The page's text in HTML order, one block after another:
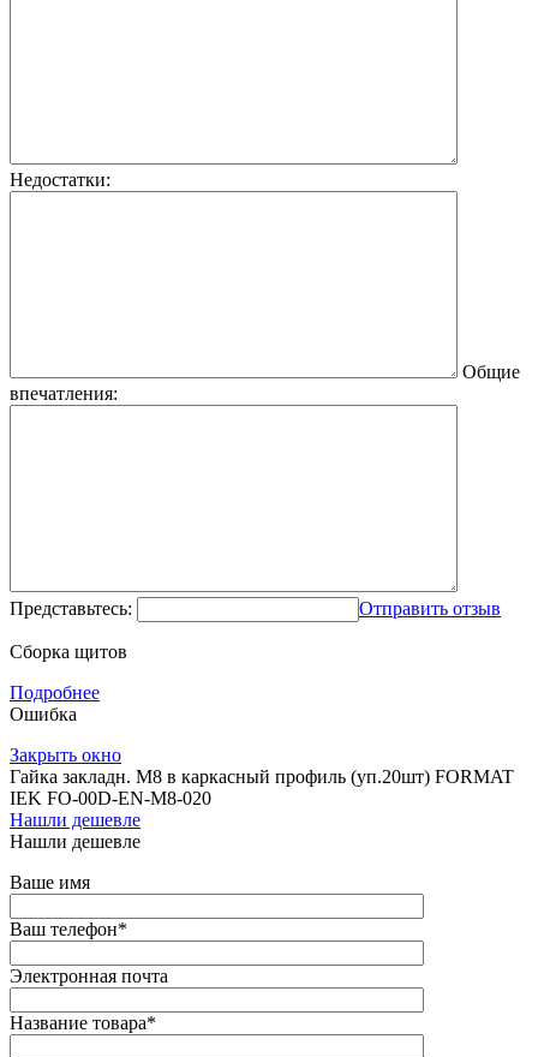
Недостатки:
Общие
впечатления:
Представьтесь: Отправить отзыв
Сборка щитов
Подробнее
Ошибка
Закрыть окно
Гайка закладн. М8 в каркасный профиль (уп.20шт) FORMAT
IEK FO-00D-EN-M8-020
Нашли дешевле
Нашли дешевле
Ваше имя
Ваш телефон*
Электронная почта
Название товара*